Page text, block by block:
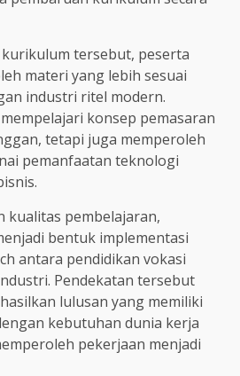
tersebut, peserta
materi yang lebih sesuai
industri ritel modern.
konsep pemasaran
tetapi juga memperoleh
pemanfaatan teknologi
kualitas pembelajaran,
bentuk implementasi
antara pendidikan vokasi
Pendekatan tersebut
lulusan yang memiliki
kebutuhan dunia kerja
pekerjaan menjadi